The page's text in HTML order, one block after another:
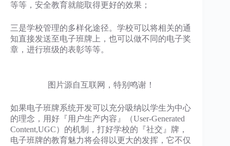
等等，安全教育就能取得更好的效果；
三是学校管理的多样化途径。学校可以将相关的通
知直接发送至电子班牌上，也可以做不同的电子奖
章，进行班级的表彰等等。
图片源自互联网，特别鸣谢！
如果电子班牌系统开发可以充分吸纳以学生为中心
的理念，用好『用户生产内容』（User-Generated
Content,UGC）的机制，打好学校的『社交』牌，
电子班牌的教育魅力将会得以更大的发挥，它不仅